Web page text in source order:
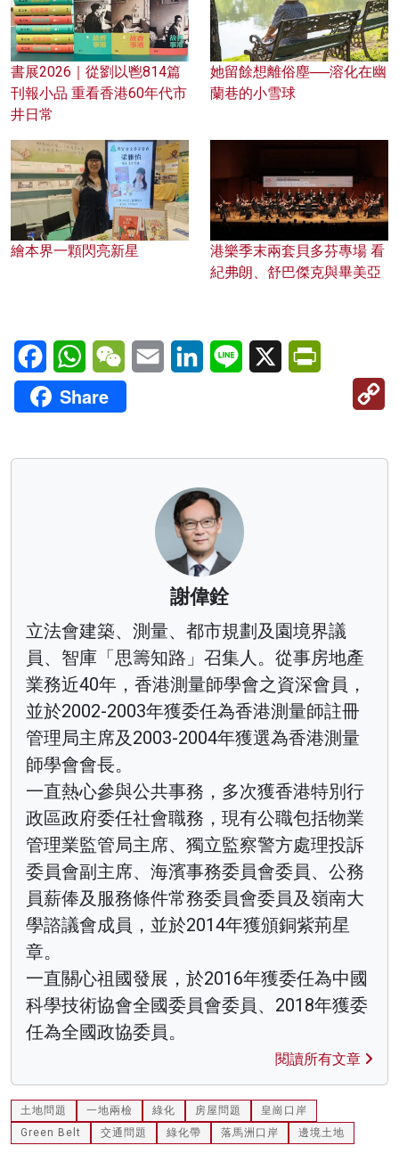
書展2026｜從劉以鬯814篇
刊報小品 重看香港60年代市
井日常
她留餘想離俗塵──溶化在幽
蘭巷的小雪球
繪本界一顆閃亮新星
港樂季末兩套貝多芬專場 看
紀弗朗、舒巴傑克與畢美亞
FacebookWhatsAppWeChatEmail LinkedInLine X
Share
謝偉銓
立法會建築、測量、都市規劃及園境界議
員、智庫「思籌知路」召集人。從事房地產
業務近40年，香港測量師學會之資深會員，
並於2002-2003年獲委任為香港測量師註冊
管理局主席及2003-2004年獲選為香港測量
師學會會長。
一直熱心參與公共事務，多次獲香港特別行
政區政府委任社會職務，現有公職包括物業
管理業監管局主席、獨立監察警方處理投訴
委員會副主席、海濱事務委員會委員、公務
員薪俸及服務條件常務委員會委員及嶺南大
學諮議會成員，並於2014年獲頒銅紫荊星
章。
一直關心祖國發展，於2016年獲委任為中國
科學技術協會全國委員會委員、2018年獲委
任為全國政協委員。
閱讀所有文章
土地問題 一地兩檢 綠化 房屋問題
皇崗口岸
Green Belt
交通問題 綠化帶 落馬洲口岸 邊境土地